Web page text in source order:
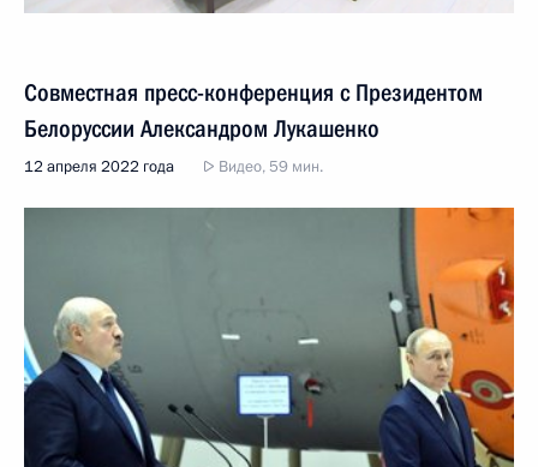
Совместная пресс-конференция с Президентом
Белоруссии Александром Лукашенко
12 апреля 2022 года Видео, 59 мин.